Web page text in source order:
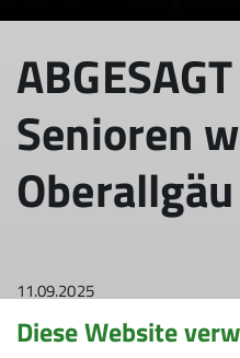
Senioren
Oberallgäu
11.09.2025
Senioren
Diese Website